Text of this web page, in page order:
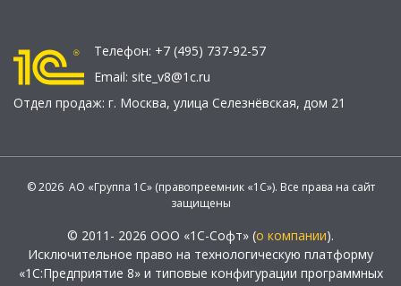
Телефон: +7 (495) 737-92-57
Email: site_v8@1c.ru
Отдел продаж: г. Москва, улица Селезнёвская, дом 21
© 2026 АО «Группа 1С» (правопреемник «1С»). Все права на сайт
защищены
© 2011- 2026 ООО «1С-Софт» (о компании).
Исключительное право на технологическую платформу
«1С:Предприятие 8» и типовые конфигурации программных